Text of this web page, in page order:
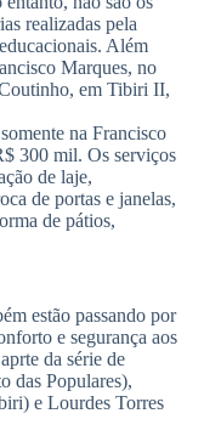
realizadas pela
Além
Marques, no
em Tibiri II,
na Francisco
300 mil. Os serviços
de laje,
de portas e janelas,
de pátios,
estão passando por
e segurança aos
da série de
das Populares),
e Lourdes Torres